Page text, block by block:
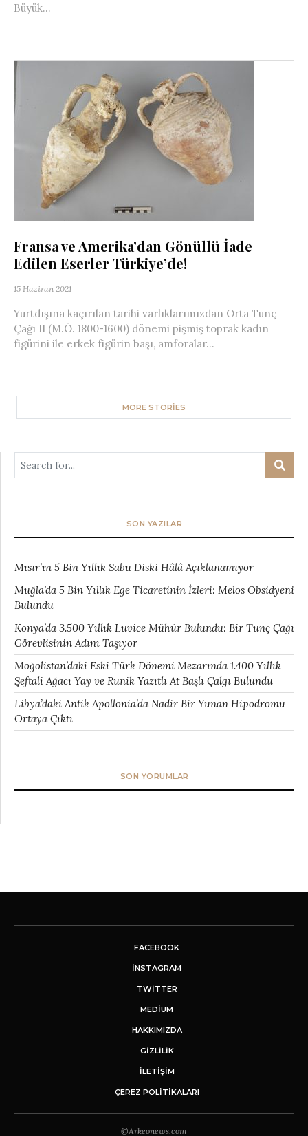
Büyük...
Fransa ve Amerika’dan Gönüllü İade
Edilen Eserler Türkiye’de!
15 Haziran 2021
Yurtdışına kaçırılan tarihi varlıklarımızdan Orta Tunç
Çağı II (M.Ö. 1800-1600) dönemi pişmiş toprak kadın
figürini ile erkek figürin başı, amforalar...
MORE STORIES
SON YAZILAR
Mısır’ın 5 Bin Yıllık Sabu Diski Hâlâ Açıklanamıyor
Muğla’da 5 Bin Yıllık Ege Ticaretinin İzleri: Melos Obsidyeni
Bulundu
Konya’da 3.500 Yıllık Luvice Mühür Bulundu: Bir Tunç Çağı
Görevlisinin Adını Taşıyor
Moğolistan’daki Eski Türk Dönemi Mezarında 1.400 Yıllık
Şeftali Ağacı Yay ve Runik Yazıtlı At Başlı Çalgı Bulundu
Libya’daki Antik Apollonia’da Nadir Bir Yunan Hipodromu
Ortaya Çıktı
SON YORUMLAR
FACEBOOK
INSTAGRAM
TWITTER
MEDIUM
HAKKIMIZDA
GİZLİLİK
İLETIŞIM
ÇEREZ POLITIKALARI
©Arkeonews.com